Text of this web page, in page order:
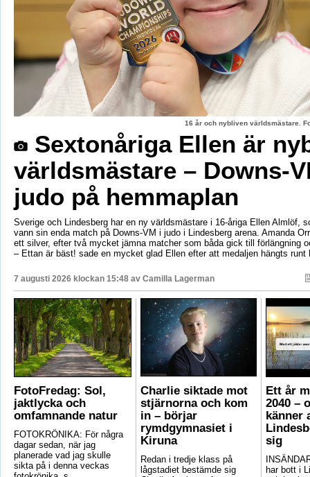
16 år och nybliven världsmästare.
Sextonåriga Ellen är
världsmästare – Downs-
judo på hemmaplan
Sverige och Lindesberg har en ny världsmästare i 16-åriga Ellen Almlöf,
vann sin enda match på Downs-VM i judo i Lindesberg arena. Amanda
ett silver, efter två mycket jämna matcher som båda gick till förlängning
– Ettan är bäst! sade en mycket glad Ellen efter att medaljen hängts runt
7 augusti 2026 klockan 15:48 av Camilla Lagerman
FotoFredag: Sol,
jaktlycka och
omfamnande natur
FOTOKRÖNIKA: För några
dagar sedan, när jag
planerade vad jag skulle
sikta på i denna veckas
Charlie siktade mot
stjärnorna och kom
in – börjar
rymdgymnasiet i
Kiruna
Redan i tredje klass på
lågstadiet bestämde sig
Ett år
2040 –
känner
sig
har bott i